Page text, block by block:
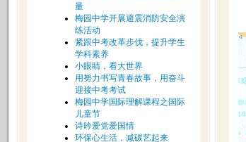
量
梅园中学开展避震消防安全演
练活动
紧跟中考改革步伐，提升学生
学科素养
小眼睛，看大世界
用努力书写青春故事，用奋斗
迎接中考考试
梅园中学国际理解课程之国际
儿童节
诗吟爱党爱国情
环保心生活，减碳艺起来